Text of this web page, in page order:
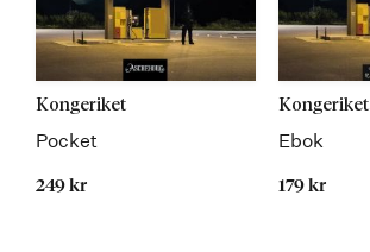
Kongeriket
Pocket
249 kr
Kongeriket
Ebok
179 kr